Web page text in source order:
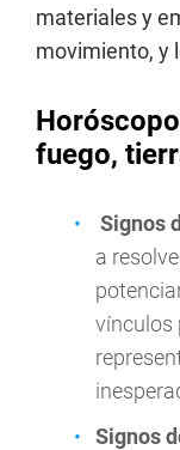
materiales y
movimiento, y
fuego,
Signos
a
vínculos
Signos